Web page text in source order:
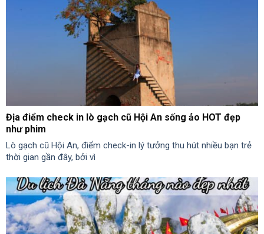
Địa điểm check in lò gạch cũ Hội An sống ảo HOT đẹp
như phim
Lò gạch cũ Hội An, điểm check-in lý tưởng thu hút nhiều bạn trẻ
thời gian gần đây, bởi vì